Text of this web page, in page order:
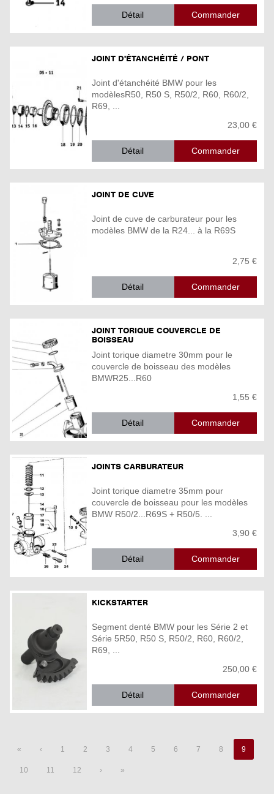
Détail
JOINT D'ÉTANCHÉITÉ / PONT
Joint d'étanchéité BMW pour les
modèlesR50, R50 S, R50/2, R60, R60/2,
R69, ...
23,00 €
Détail
JOINT DE CUVE
Joint de cuve de carburateur pour les
modèles BMW de la R24... à la R69S
2,75 €
Détail
JOINT TORIQUE COUVERCLE DE
BOISSEAU
Joint torique diametre 30mm pour le
couvercle de boisseau des modèles
BMWR25...R60
1,55 €
Détail
JOINTS CARBURATEUR
Joint torique diametre 35mm pour
couvercle de boisseau pour les modèles
BMW R50/2...R69S + R50/5. ...
3,90 €
Détail
KICKSTARTER
Segment denté BMW pour les Série 2 et
Série 5R50, R50 S, R50/2, R60, R60/2,
R69, ...
250,00 €
Détail
« ‹ 1 2 3 4 5 6 7 8 9
10 11 12 › »